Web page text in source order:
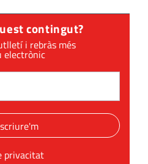
contingut?
i rebràs més
electrònic
privacitat